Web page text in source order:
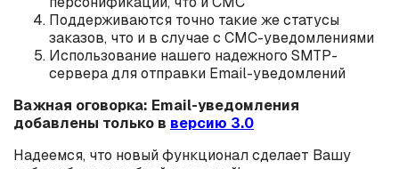
Поддерживаются точно такие же статусы
заказов, что и в случае с СМС-уведомлениями
Использование нашего надежного SMTP-
сервера для отправки Email-уведомлений
Важная оговорка: Email-уведомления
добавлены только в версию 3.0
Надеемся, что новый функционал сделает Вашу